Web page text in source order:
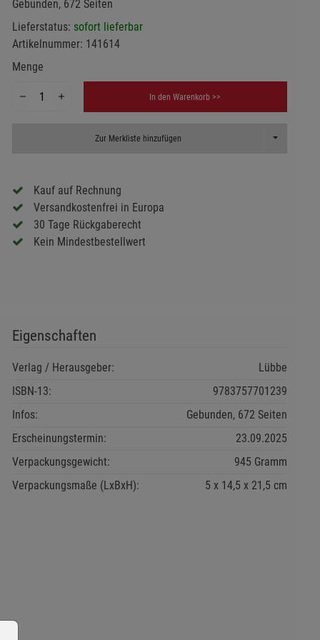
Gebunden, 672 Seiten
Lieferstatus: sofort lieferbar
Artikelnummer: 141614
Menge
In den Warenkorb >>
Zur Merkliste hinzufügen Toggle
Kauf auf Rechnung
Versandkostenfrei in Europa
30 Tage Rückgaberecht
Kein Mindestbestellwert
Eigenschaften
Verlag / Herausgeber:
Lübbe
ISBN-13:
9783757701239
Infos:
Gebunden, 672 Seiten
Erscheinungstermin:
23.09.2025
Verpackungsgewicht:
945 Gramm
Verpackungsmaße (LxBxH):
5 14,5 21,5 cm